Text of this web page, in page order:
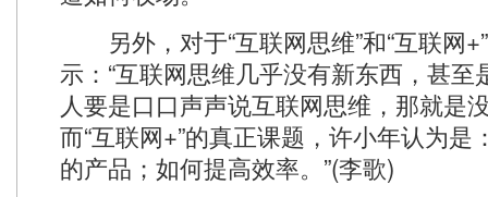
另外，对于“互联网思维”和“互联网
示：“互联网思维几乎没有新东西，甚
人要是口口声声说互联网思维，那就是
而“互联网+”的真正课题，许小年认为是
的产品；如何提高效率。”(李歌)